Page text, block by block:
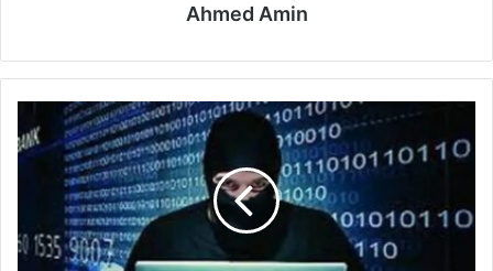
Ahmed Amin
ग्राहकों
के
वेबसाइटों